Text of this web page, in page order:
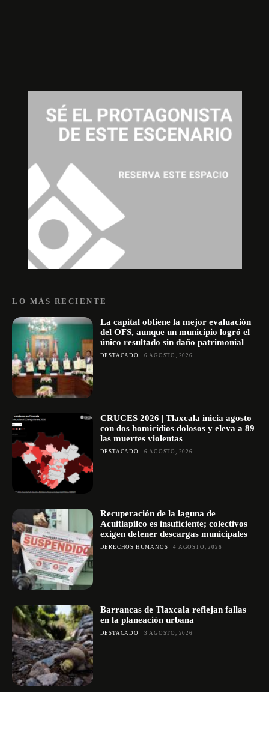
LO MÁS RECIENTE
La capital obtiene la mejor evaluación
del OFS, aunque un municipio logró el
único resultado sin daño patrimonial
DESTACADO 6 AGOSTO, 2026
CRUCES 2026 | Tlaxcala inicia agosto
con dos homicidios dolosos y eleva a 89
las muertes violentas
DESTACADO 6 AGOSTO, 2026
Recuperación de la laguna de
Acuitlapilco es insuficiente; colectivos
exigen detener descargas municipales
DERECHOS HUMANOS 4 AGOSTO, 2026
Barrancas de Tlaxcala reflejan fallas
en la planeación urbana
DESTACADO 3 AGOSTO, 2026